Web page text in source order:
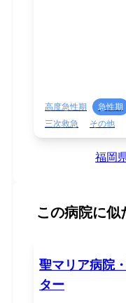
高度急性期 急性期
三次救急
その他
福岡
この病院に似
聖マリア病院
ター